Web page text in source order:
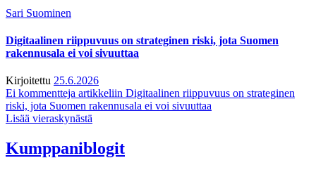
Sari Suominen
Digitaalinen riippuvuus on strateginen riski, jota Suomen
rakennusala ei voi sivuuttaa
Kirjoitettu 25.6.2026
Ei kommentteja artikkeliin Digitaalinen riippuvuus on strateginen
riski, jota Suomen rakennusala ei voi sivuuttaa
Lisää vieraskynästä
Kumppaniblogit